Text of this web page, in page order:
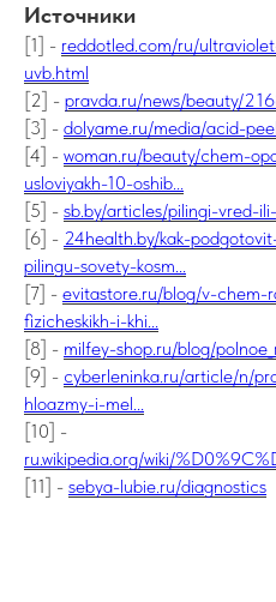
Источники
[1] - reddotled.com/ru/
uvb.html
[2] - pravda.ru/news/beauty/
[3] - dolyame.ru/media/acid-
[4] - woman.ru/beauty/chem-
usloviyakh-10-oshib...
[5] - sb.by/articles/pilingi-vred-
[6] - 24health.by/kak-
pilingu-sovety-kosm...
[7] - evitastore.ru/blog/v-chem-
fizicheskikh-i-khi...
[8] - milfey-shop.ru/blog/
[9] - cyberleninka.ru/article/n/
hloazmy-i-mel...
[10] -
ru.wikipedia.org/wiki/
[11] - sebya-lubie.ru/diagnostics